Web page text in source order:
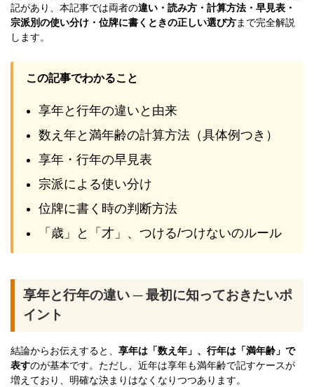
記があり、本記事では両者の違い・読み方・計算方法・早見表・
宗派別の使い分け・位牌に書くときの正しい選び方まで完全解説
します。
この記事でわかること
享年と行年の違いと由来
数え年と満年齢の計算方法（具体例つき）
享年・行年の早見表
宗派による使い分け
位牌に書く時の判断方法
「歳」と「才」、つける/つけないのルール
享年と行年の違い ─ 最初に知っておきたいポ
イント
結論からお伝えすると、 享年は「数え年」、行年は「満年齢」で
表すのが基本です。ただし、近年は享年も満年齢で記すケースが
増えており、明確な決まりはなくなりつつあります。